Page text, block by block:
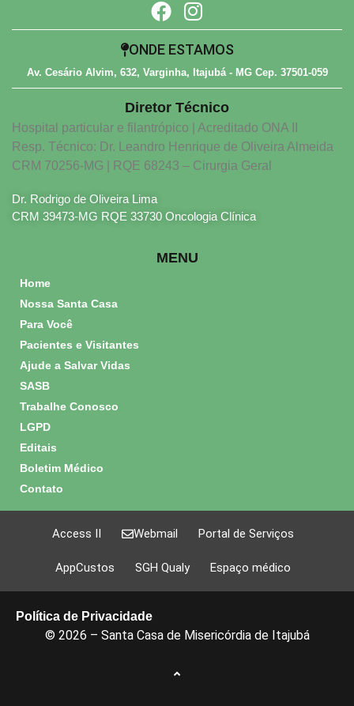
ONDE ESTAMOS
Av. Cesário Alvim, 632, Varginha, Itajubá - MG Cep. 37501-059
Diretor Técnico
Hospital particular e filantrópico | Acreditado ONA II
Resp. Técnico: Dr. Leandro Henrique de Oliveira Almeida
CRM 70256-MG | RQE 68243 – Cirurgia Geral
Dr. Rodrigo de Oliveira Lima
CRM 39473-MG RQE 33730 Oncologia Clínica
MENU
Home
Nossa Santa Casa
Para Você
Pacientes e Visitantes
Ajude a Salvar Vidas
SASB
Trabalhe Conosco
LGPD
Editais
Boletim Médico
Contato
Access II Webmail Portal de Serviços
AppCustos SGH Qualy Espaço médico
Política de Privacidade
© 2026 – Santa Casa de Misericórdia de Itajubá